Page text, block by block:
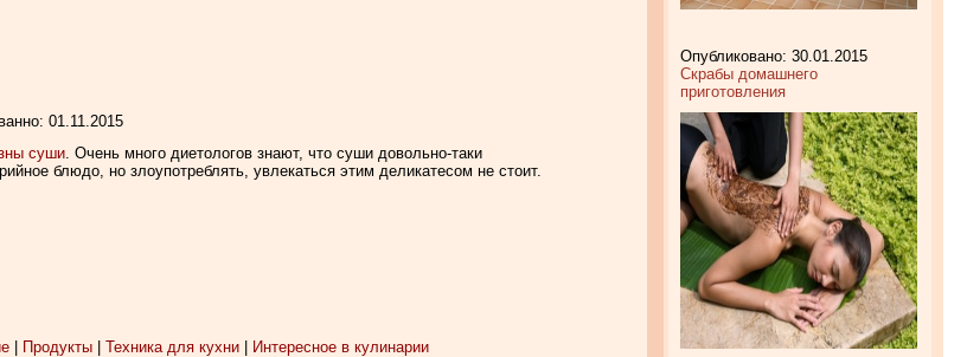
01.11.2015
суши . Очень много диетологов знают, что суши довольно-таки
блюдо, но злоупотреблять, увлекаться этим деликатесом не стоит.
| Продукты | Техника для кухни | Интересное в кулинарии
Опубликовано: 30.01.2015
Скрабы домашнего
приготовления